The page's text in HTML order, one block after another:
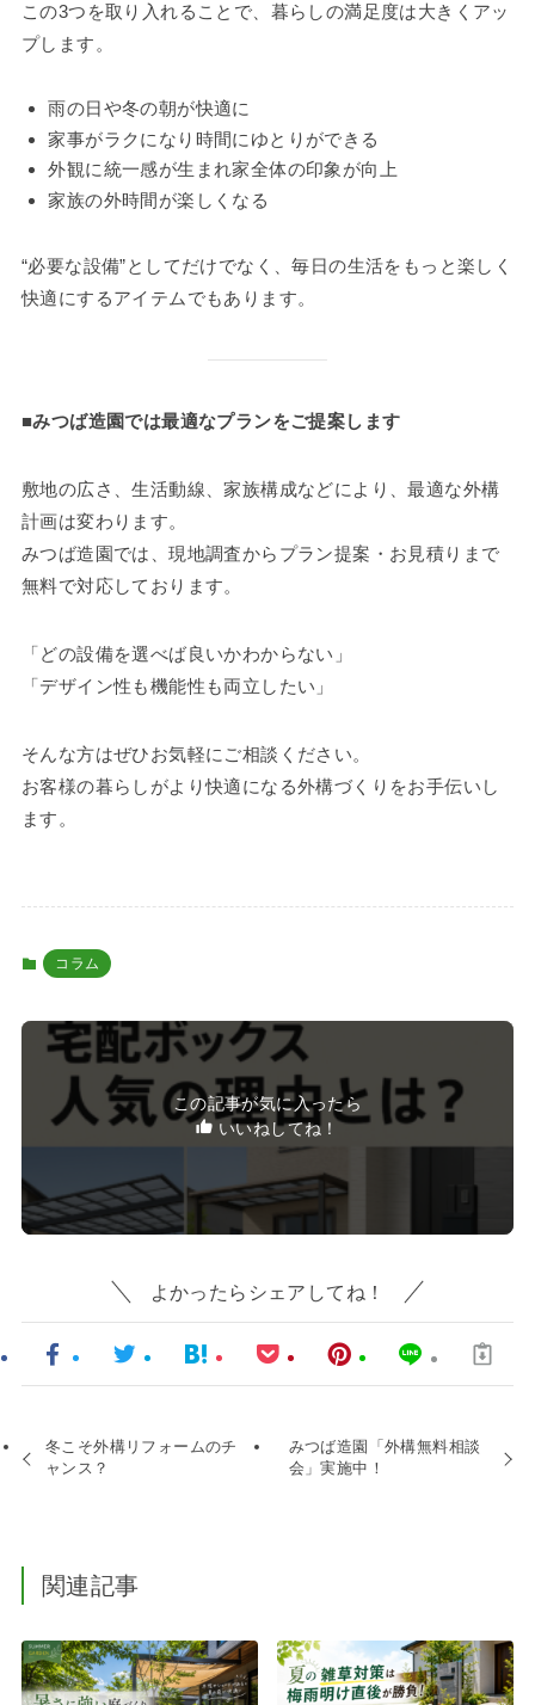
この3つを取り入れることで、暮らしの満足度は大きくアッ
プします。
雨の日や冬の朝が快適に
家事がラクになり時間にゆとりができる
外観に統一感が生まれ家全体の印象が向上
家族の外時間が楽しくなる
“必要な設備”としてだけでなく、毎日の生活をもっと楽しく
快適にするアイテムでもあります。
■みつば造園では最適なプランをご提案します
敷地の広さ、生活動線、家族構成などにより、最適な外構
計画は変わります。
みつば造園では、現地調査からプラン提案・お見積りまで
無料で対応しております。
「どの設備を選べば良いかわからない」
「デザイン性も機能性も両立したい」
そんな方はぜひお気軽にご相談ください。
お客様の暮らしがより快適になる外構づくりをお手伝いし
ます。
コラム
この記事が気に入ったら
いいねしてね！
よかったらシェアしてね！
冬こそ外構リフォームのチ
ャンス？
みつば造園「外構無料相談
会」実施中！
関連記事